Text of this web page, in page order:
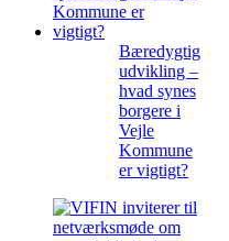
Bæredygtig
udvikling –
hvad synes
borgere i
Vejle
Kommune
er vigtigt?